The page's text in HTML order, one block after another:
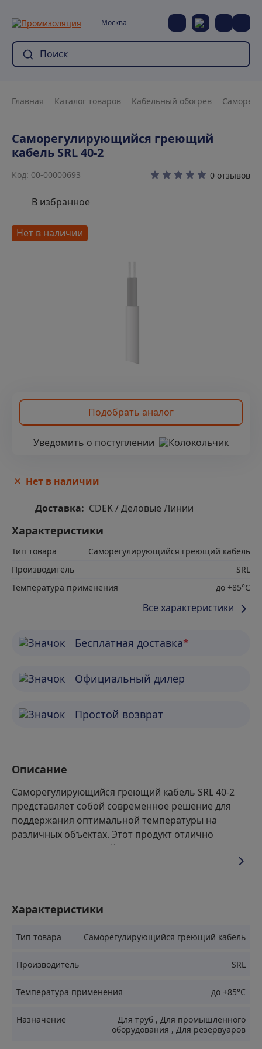
Москва
Главная Каталог товаров Кабельный обогрев
Саморегулирующийся греющий
кабель SRL 40-2
Код: 00-00000693 0 отзывов
В избранное
Нет в наличии
Подобрать аналог
Уведомить о поступлении
Нет в наличии
Доставка: CDEK / Деловые Линии
Характеристики
Тип товара
Саморегулирующийся греющий кабель
Производитель
SRL
Температура применения
до +85°С
Все характеристики
Бесплатная доставка*
Официальный дилер
Простой возврат
Описание
Саморегулирующийся греющий кабель SRL 40-2
представляет собой современное решение для
поддержания оптимальной температуры на
различных объектах. Этот продукт отлично
справляется с задачей защиты систем от
заложенным в его конструкцию, он способен
автоматически регулировать уровень
выделяемого тепла в зависимости от окружающей
Обогрев трубопроводов различного назначения
Характеристики
Тип товара Саморегулирующийся греющий кабель
Производитель SRL
Температура применения до +85°С
Назначение Для труб , Для промышленного
оборудования , Для резервуаров